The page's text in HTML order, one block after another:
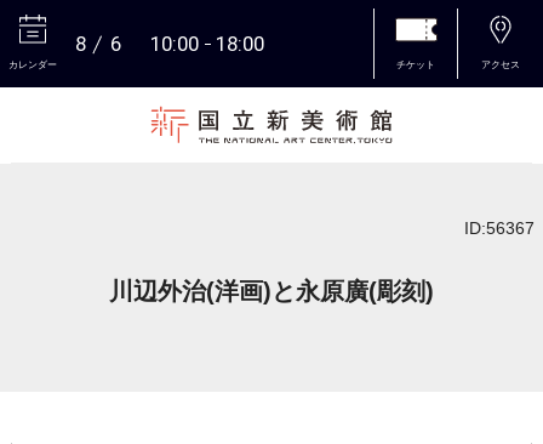
カレンダー
8 6 10:00 18:00
チケット アクセス
ID:56367
川辺外治(洋画)と永原廣(彫刻)